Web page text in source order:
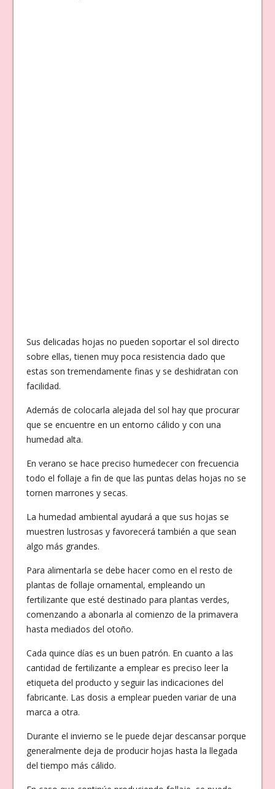
Sus delicadas hojas no pueden soportar el sol directo
sobre ellas, tienen muy poca resistencia dado que
estas son tremendamente finas y se deshidratan con
facilidad.
Además de colocarla alejada del sol hay que procurar
que se encuentre en un entorno cálido y con una
humedad alta.
En verano se hace preciso humedecer con frecuencia
todo el follaje a fin de que las puntas delas hojas no se
tornen marrones y secas.
La humedad ambiental ayudará a que sus hojas se
muestren lustrosas y favorecerá también a que sean
algo más grandes.
Para alimentarla se debe hacer como en el resto de
plantas de follaje ornamental, empleando un
fertilizante que esté destinado para plantas verdes,
comenzando a abonarla al comienzo de la primavera
hasta mediados del otoño.
Cada quince días es un buen patrón. En cuanto a las
cantidad de fertilizante a emplear es preciso leer la
etiqueta del producto y seguir las indicaciones del
fabricante. Las dosis a emplear pueden variar de una
marca a otra.
Durante el invierno se le puede dejar descansar porque
generalmente deja de producir hojas hasta la llegada
del tiempo más cálido.